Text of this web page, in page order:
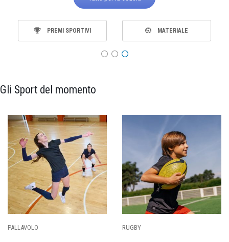
PREMI SPORTIVI MATERIALE
Gli Sport del momento
PALLAVOLO RUGBY